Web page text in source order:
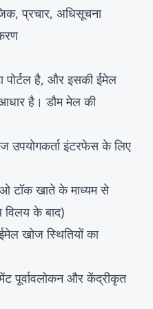
प्रचार, अधिसूचना
पोर्टल है, और इसकी ईमेल
आधार है। डौम मेल की
उपयोगकर्ता इंटरफेस के लिए
टॉक खाते के माध्यम से
के बाद)
खोज स्थितियों का
पूर्वावलोकन और केंद्रीकृत